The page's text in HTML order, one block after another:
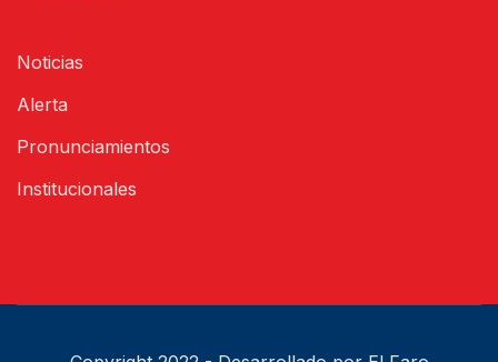
Noticias
Alerta
Pronunciamientos
Institucionales